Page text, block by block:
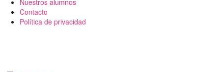
Nuestros alumnos
Contacto
Política de privacidad